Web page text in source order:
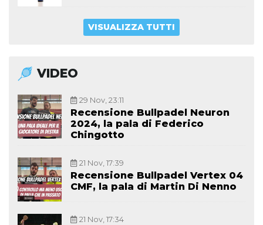
VISUALIZZA TUTTI
VIDEO
29 Nov, 23:11
Recensione Bullpadel Neuron
2024, la pala di Federico
Chingotto
21 Nov, 17:39
Recensione Bullpadel Vertex 04
CMF, la pala di Martin Di Nenno
21 Nov, 17:34